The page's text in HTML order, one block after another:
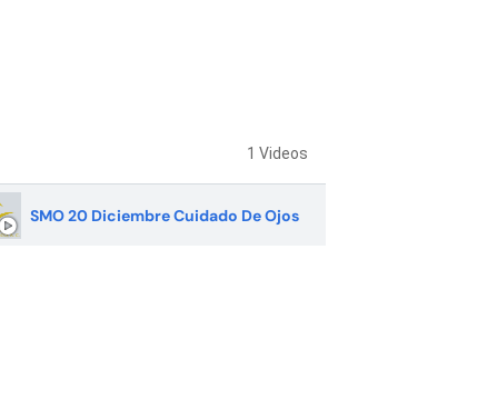
1 Videos
SMO 20 Diciembre Cuidado De Ojos